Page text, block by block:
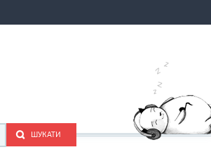
ШУКАТИ